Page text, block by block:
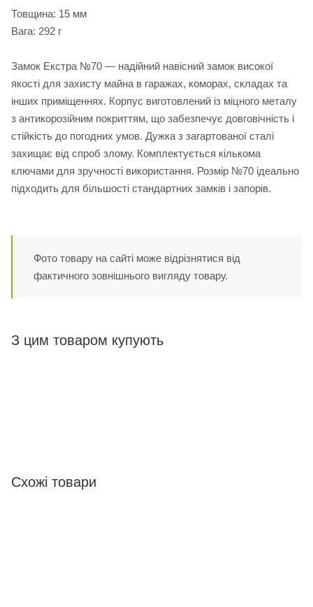
Товщина: 15 мм
Вага: 292 г
Замок Екстра №70 — надійний навісний замок високої
якості для захисту майна в гаражах, коморах, складах та
інших приміщеннях. Корпус виготовлений із міцного металу
з антикорозійним покриттям, що забезпечує довговічність і
стійкість до погодних умов. Дужка з загартованої сталі
захищає від спроб злому. Комплектується кількома
ключами для зручності використання. Розмір №70 ідеально
підходить для більшості стандартних замків і запорів.
Фото товару на сайті може відрізнятися від
фактичного зовнішнього вигляду товару.
З цим товаром купують
Схожі товари